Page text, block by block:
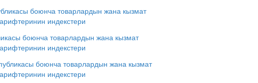
боюнча товарлардын жана кызмат
индекстери
боюнча товарлардын жана кызмат
индекстери
боюнча товарлардын жана кызмат
индекстери